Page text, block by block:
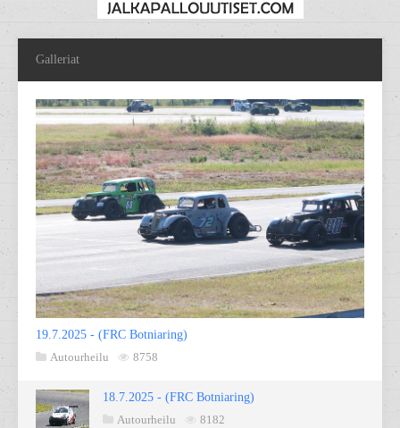
Galleriat
19.7.2025 - (FRC Botniaring)
Autourheilu
8758
18.7.2025 - (FRC Botniaring)
Autourheilu
8182